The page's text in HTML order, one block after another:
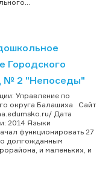
Городского
№ 2 "Непоседы"
Управление по
округа Балашиха Сайт
Дата
2014 Языки
функционировать 27
долгожданным
и маленьких, и